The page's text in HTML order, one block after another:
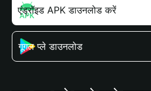
एंड्रॉइड APK डाउनलोड करें
गूगल प्ले डाउनलोड